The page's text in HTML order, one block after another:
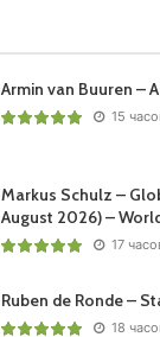
Armin van Buuren –
15
Markus Schulz –
August 2026) –
17
Ruben de Ronde –
18